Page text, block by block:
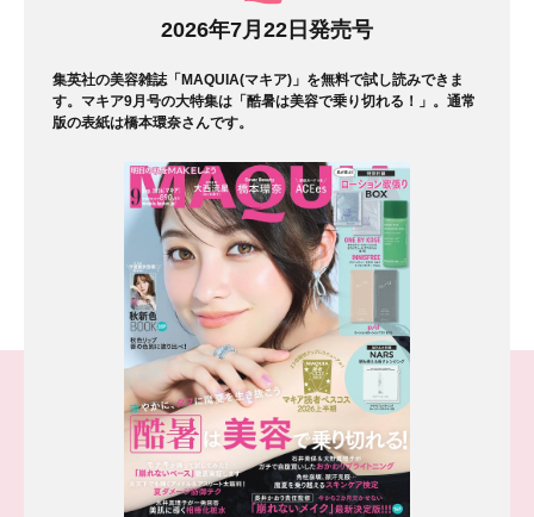
2026年7月22日発売号
集英社の美容雑誌「MAQUIA(マキア)」を無料で試し読みできま
す。マキア9月号の大特集は「酷暑は美容で乗り切れる！」。通常
版の表紙は橋本環奈さんです。